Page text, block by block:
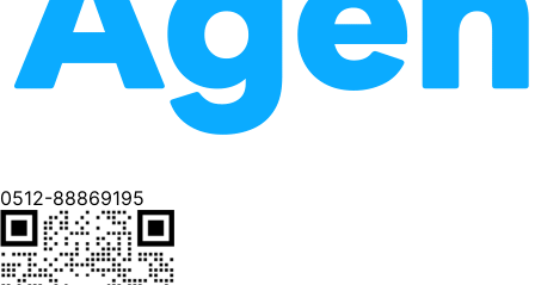
0512-88869195